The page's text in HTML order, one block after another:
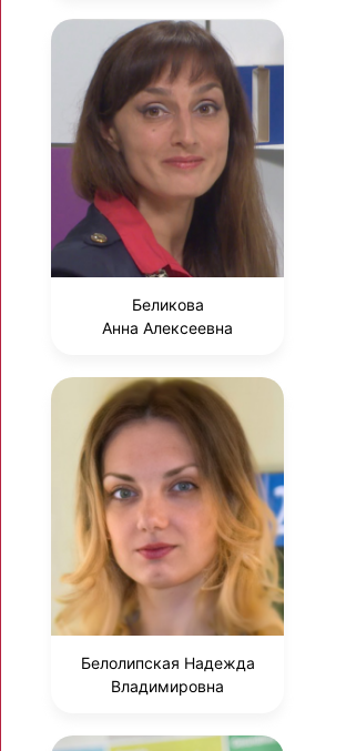
Беликова
Анна Алексеевна
Белолипская Надежда
Владимировна